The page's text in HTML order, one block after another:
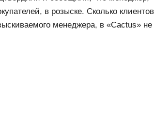
в розыске. Сколько клиентов
менеджера, в «Cactus» не